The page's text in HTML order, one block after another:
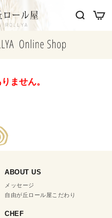
ません。
ABOUT US
メッセージ
自由が丘ロール屋こだわり
CHEF